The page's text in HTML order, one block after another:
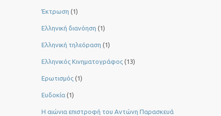
Έκτρωση (1)
Ελληνική διανόηση (1)
Ελληνική τηλεόραση (1)
Ελληνικός Κινηματογράφος (13)
Ερωτισμός (1)
Ευδοκία (1)
Η αιώνια επιστροφή του Αντώνη Παρασκευά